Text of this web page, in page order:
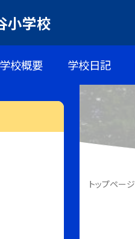
小学校
学校概要 学校日記
トップページ